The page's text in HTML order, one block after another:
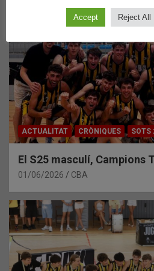
ACTUALITAT CRÒNIQUES SOTS
El S25 masculí, Campions
01/06/2026 CBA
Accept Reject All